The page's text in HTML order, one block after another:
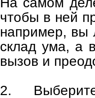
чтобы в ней
например, вы
склад ума, а
вызов и
2.